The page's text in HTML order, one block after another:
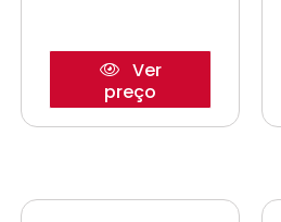
Ver
preço